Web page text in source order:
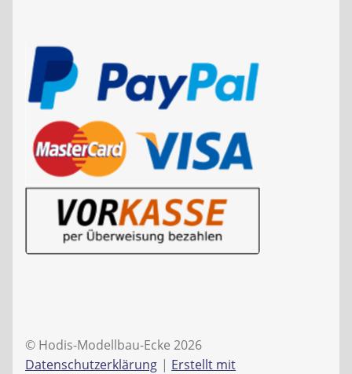
© Hodis-Modellbau-Ecke 2026
Datenschutzerklärung
Erstellt mit